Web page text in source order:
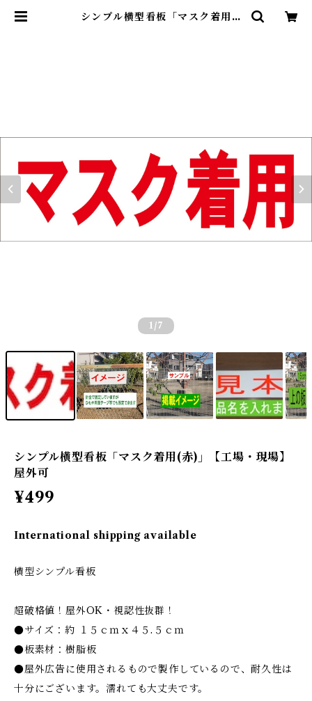
シンプル横型看板「マスク着用
1 /7
シンプル横型看板「マスク着用(赤)」【工場・現場】
屋外可
¥499
International shipping available
横型シンプル看板
超破格値！屋外OK・視認性抜群！
●サイズ：約 １５ｃｍｘ４５.５ｃｍ
●板素材：樹脂板
●屋外広告に使用されるもので製作しているので、耐久性は
十分にございます。濡れても大丈夫です。